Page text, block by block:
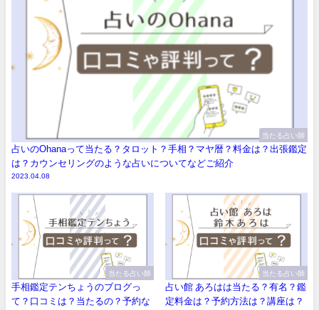
当たる占い師
占いのOhanaって当たる？タロット？手相？マヤ暦？料金は？出張鑑定
は？カウンセリングのような占いについてなどご紹介
2023.04.08
当たる占い師
手相鑑定テンちょうのブログっ
て？口コミは？当たるの？予約な
当たる占い師
占い館 あろはは当たる？有名？鑑
定料金は？予約方法は？講座は？